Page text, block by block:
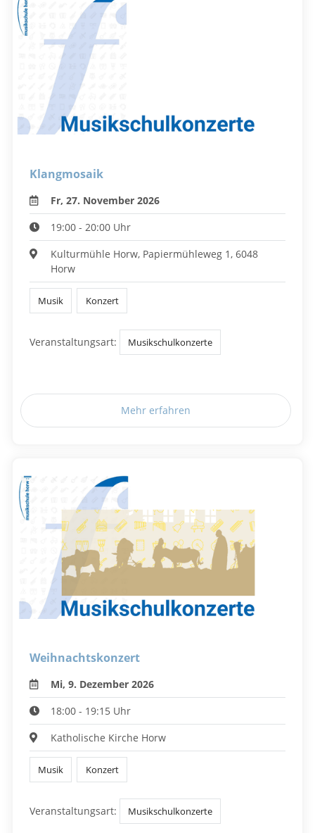
Klangmosaik
Fr, 27. November 2026
19:00 - 20:00 Uhr
Kulturmühle Horw, Papiermühleweg 1, 6048
Horw
Musik Konzert
Veranstaltungsart: Musikschulkonzerte
Mehr erfahren
Weihnachtskonzert
Mi, 9. Dezember 2026
18:00 - 19:15 Uhr
Katholische Kirche Horw
Musik Konzert
Veranstaltungsart: Musikschulkonzerte